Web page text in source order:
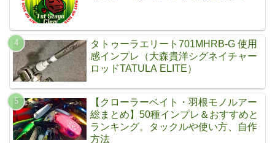
タトゥーラエリート701MHRB-G 使用
感インプレ（大森貴洋シグネイチャー
ロッドTATULA ELITE）
【クローラーベイト・羽根モノルアー
総まとめ】50種インプレ＆おすすめと
ランキング。タックルや使い方、自作
方法